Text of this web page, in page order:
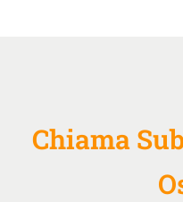
Chiama